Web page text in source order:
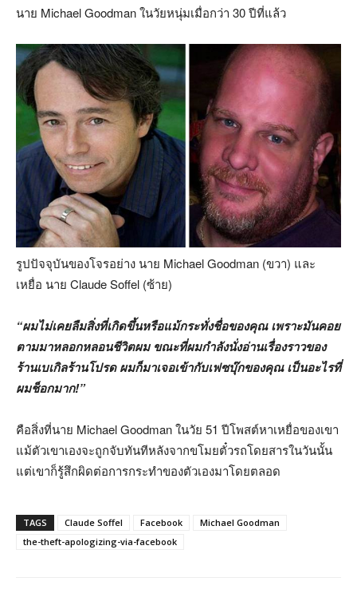
นาย Michael Goodman ในวัยหนุ่มเมื่อกว่า 30 ปีที่แล้ว
รูปปัจจุบันของโจรอย่าง นาย Michael Goodman (ขวา) และ
เหยื่อ นาย Claude Soffel (ซ้าย)
“ผมไม่เคยลืมสิ่งที่เกิดขึ้นหรือแม้กระทั่งชื่อของคุณ เพราะมันคอย
ตามมาหลอกหลอนชีวิตผม ขณะที่ผมกำลังนั่งอ่านเรื่องราวของ
ร้านเบเกิลร้านโปรด ผมก็มาเจอเข้ากับเฟซบุ๊กของคุณ เป็นอะไรที่
ผมช็อกมาก!”
คือสิ่งที่นาย Michael Goodman ในวัย 51 ปีโพสต์หาเหยื่อของเขา
แม้ตัวเขาเองจะถูกจับทันทีหลังจากขโมยตั๋วรถโดยสารในวันนั้น
แต่เขาก็รู้สึกผิดต่อการกระทำของตัวเองมาโดยตลอด
TAGS Claude Soffel Facebook
Michael Goodman
the-theft-apologizing-via-facebook